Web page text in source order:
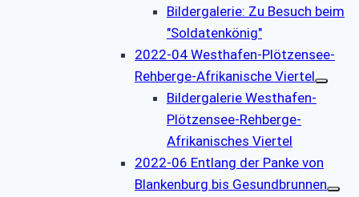
Bildergalerie: Zu Besuch beim
"Soldatenkönig"
2022-04 Westhafen-Plötzensee-
Rehberge-Afrikanische Viertel
Bildergalerie Westhafen-
Plötzensee-Rehberge-
Afrikanisches Viertel
2022-06 Entlang der Panke von
Blankenburg bis Gesundbrunnen